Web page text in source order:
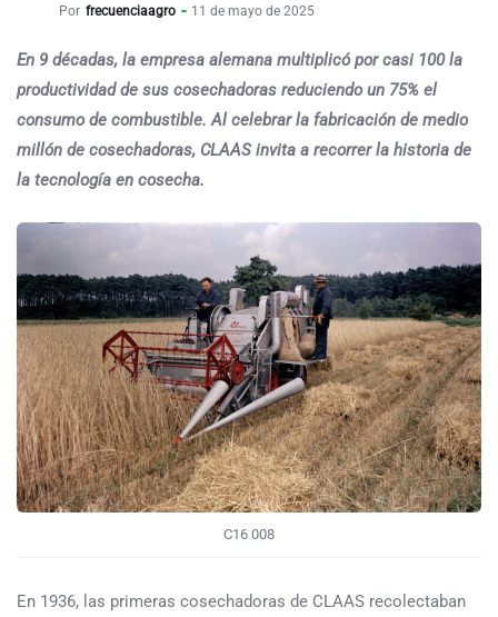
Por frecuenciaagro 11 de mayo de 2025
En 9 décadas, la empresa alemana multiplicó por casi 100 la
productividad de sus cosechadoras reduciendo un 75% el
consumo de combustible. Al celebrar la fabricación de medio
millón de cosechadoras, CLAAS invita a recorrer la historia de
la tecnología en cosecha.
C16 008
En 1936, las primeras cosechadoras de CLAAS recolectaban